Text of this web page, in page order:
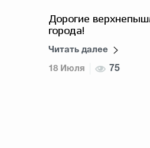
Дорогие
города!
Читать далее
18 Июля 75